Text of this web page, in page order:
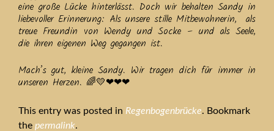
eine große Lücke hinterlässt. Doch wir behalten Sandy in
liebevoller Erinnerung: Als unsere stille Mitbewohnerin, als
treue Freundin von Wendy und Socke – und als Seele,
die ihren eigenen Weg gegangen ist.
Mach’s gut, kleine Sandy. Wir tragen dich für immer in
unseren Herzen. 🌈💛❤❤❤
This entry was posted in Regenbogenbrücke. Bookmark
the permalink.